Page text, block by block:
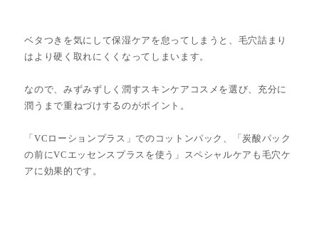
ベタつきを気にして保湿ケアを怠ってしまうと、毛穴詰まり
はより硬く取れにくくなってしまいます。
なので、みずみずしく潤すスキンケアコスメを選び、充分に
潤うまで重ねづけするのがポイント。
「VCローションプラス」でのコットンパック、「炭酸パック
の前にVCエッセンスプラスを使う」スペシャルケアも毛穴ケ
アに効果的です。